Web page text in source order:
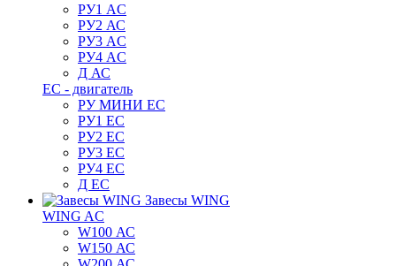
РУ1 AC
РУ2 АС
РУ3 AC
РУ4 AC
Д АС
ЕС - двигатель
РУ МИНИ EC
РУ1 EC
РУ2 EC
РУ3 EC
РУ4 EC
Д ЕС
Завесы WING
WING AC
W100 АС
W150 АС